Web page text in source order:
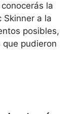
la
Skinner a la
posibles,
que pudieron